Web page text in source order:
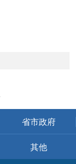
省市政府
其他